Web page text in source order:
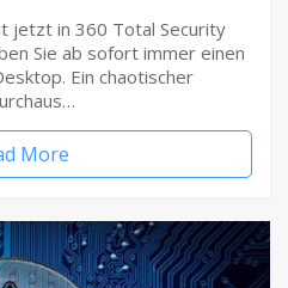
jetzt in 360 Total Security
Sie ab sofort immer einen
Ein chaotischer
More